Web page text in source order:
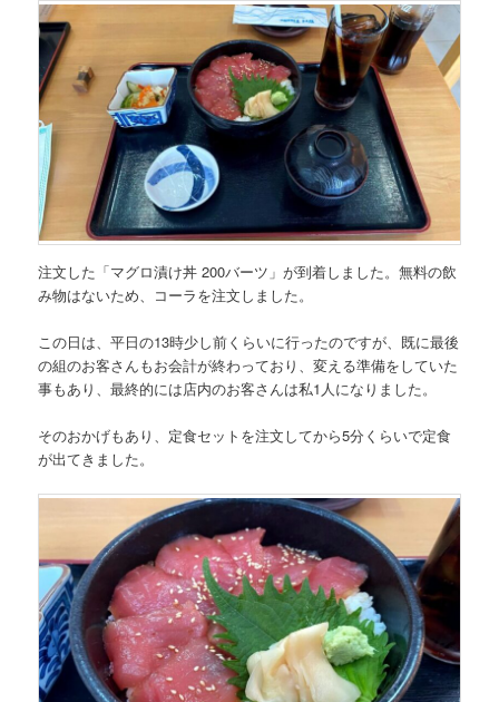
注文した 「マグロ漬け丼 200バーツ」が到着しました。無料の飲
み物はないため、コーラを注文しました。
この日は、平日の13時少し前くらいに行ったのですが、既に最後
の組のお客さんもお会計が終わっており、変える準備をしていた
事もあり、最終的には店内のお客さんは私1人になりました。
そのおかげもあり、定食セットを注文してから5分くらいで定食
が出てきました。